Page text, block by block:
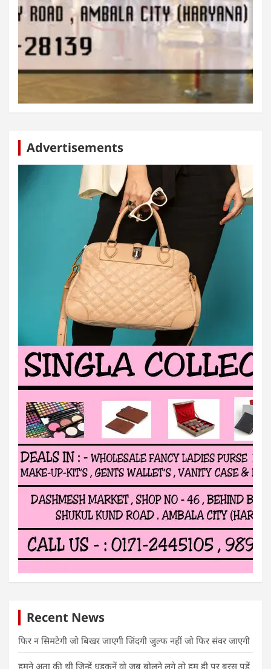
Advertisements
Recent News
फिर न सिमटेगी जो बिखर जाएगी जिंदगी जुल्फ नहीं जो फिर संवर जाएगी
हमने अता की थी जिन्हें धड़कनें वो जब बोलने लगे तो हम ही पर बरस पड़ें